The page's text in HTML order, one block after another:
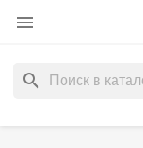

search